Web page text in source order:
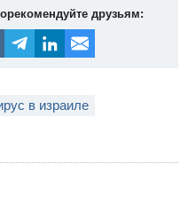
друзьям:
в израиле